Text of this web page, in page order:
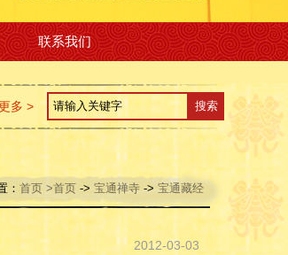
联系我们
多 >
选武汉市人大常委会主任 万勇当选武汉市长 政协
： 首页 >首页 -> 宝通禅寺 -> 宝通藏经
2012-03-03